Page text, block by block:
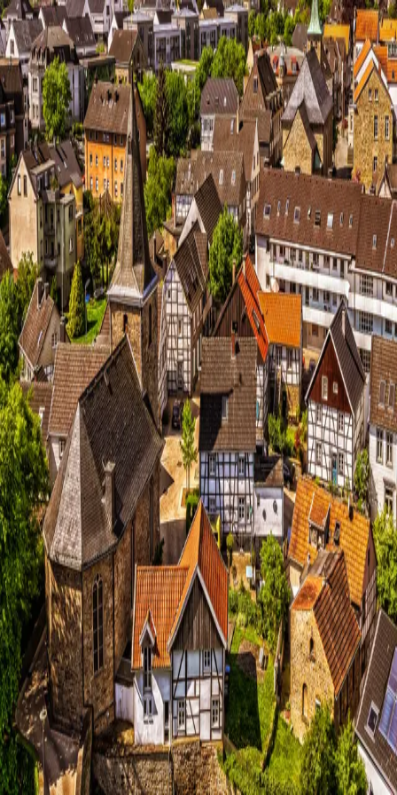
15.03.2026
kommunalwahl - Köln kommunalwahl - Köln
15.03.
2026
kommunalwahl - Köln
kommunalwahl - Köln
Sprache:
Deutsch
VOTO starten
VOTO erhebt keine personenbezogenen Daten. Deine
Bewertungen werden anonym gespeichert. Dies kannst
Du jederzeit im Seitenmenü ändern.
Informationen
VOTO in Köln